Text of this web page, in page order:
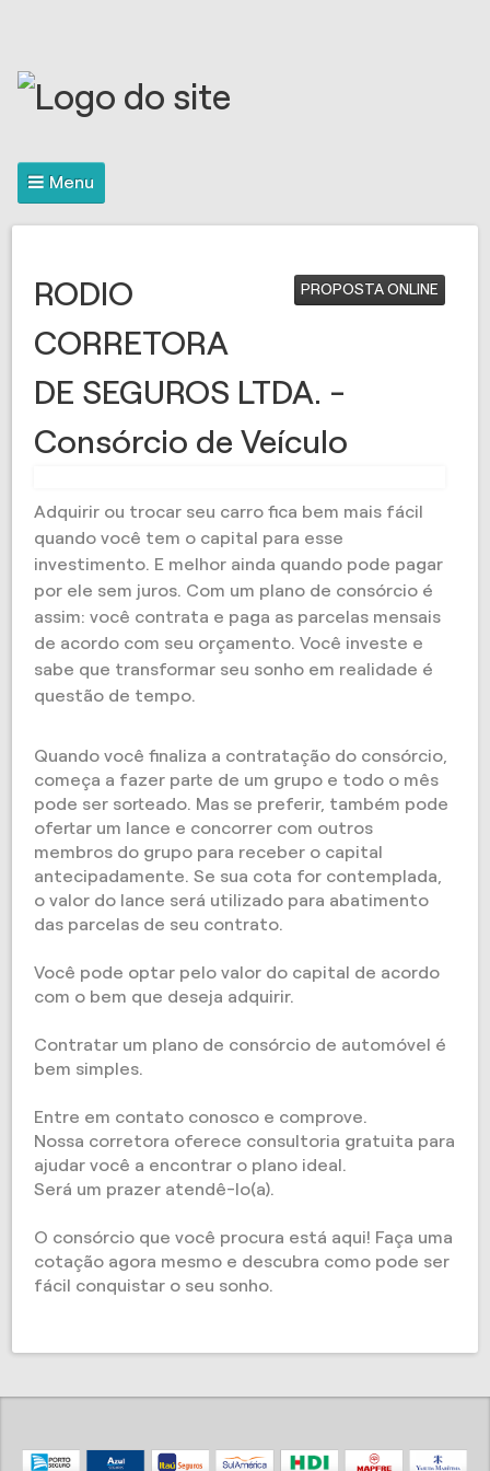
Menu
PROPOSTA ONLINE
RODIO
CORRETORA
DE SEGUROS LTDA. -
Consórcio de Veículo
Adquirir ou trocar seu carro fica bem mais fácil
quando você tem o capital para esse
investimento. E melhor ainda quando pode pagar
por ele sem juros. Com um plano de consórcio é
assim: você contrata e paga as parcelas mensais
de acordo com seu orçamento. Você investe e
sabe que transformar seu sonho em realidade é
questão de tempo.
Quando você finaliza a contratação do consórcio,
começa a fazer parte de um grupo e todo o mês
pode ser sorteado. Mas se preferir, também pode
ofertar um lance e concorrer com outros
membros do grupo para receber o capital
antecipadamente. Se sua cota for contemplada,
o valor do lance será utilizado para abatimento
das parcelas de seu contrato.
Você pode optar pelo valor do capital de acordo
com o bem que deseja adquirir.
Contratar um plano de consórcio de automóvel é
bem simples.
Entre em contato conosco e comprove.
Nossa corretora oferece consultoria gratuita para
ajudar você a encontrar o plano ideal.
Será um prazer atendê-lo(a).
O consórcio que você procura está aqui! Faça uma
cotação agora mesmo e descubra como pode ser
fácil conquistar o seu sonho.